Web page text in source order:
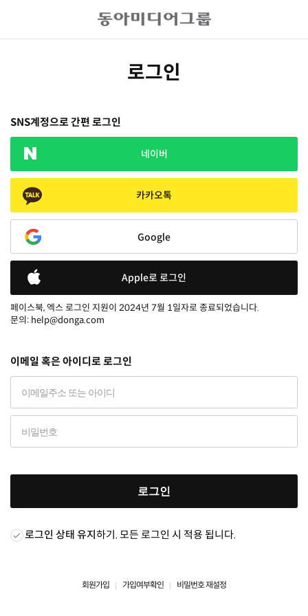
로그인
SNS계정으로 간편 로그인
네이버
카카오톡
Google
Apple로 로그인
페이스북, 엑스 로그인 지원이 2024년 7월 1일자로 종료되었습니다.
문의: help@donga.com
이메일 혹은 아이디로 로그인
로그인
로그인 상태 유지하기. 모든 로그인 시 적용 됩니다.
회원가입 가입여부확인 비밀번호 재설정